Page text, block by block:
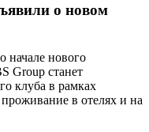
о новом
начале нового
Group станет
клуба в рамках
в отелях и на